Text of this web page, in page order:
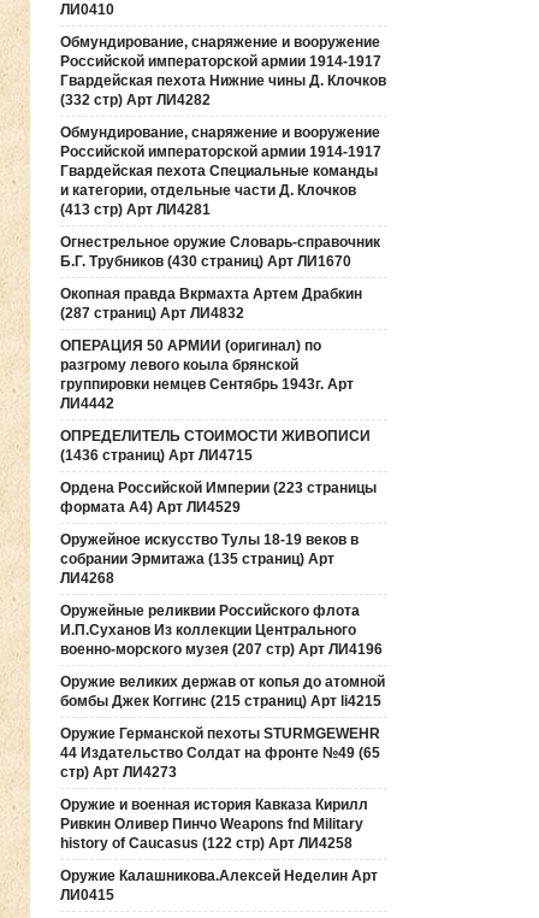
ЛИ0410
Обмундирование, снаряжение и вооружение
Российской императорской армии 1914-1917
Гвардейская пехота Нижние чины Д. Клочков
(332 стр) Арт ЛИ4282
Обмундирование, снаряжение и вооружение
Российской императорской армии 1914-1917
Гвардейская пехота Специальные команды
и категории, отдельные части Д. Клочков
(413 стр) Арт ЛИ4281
Огнестрельное оружие Словарь-справочник
Б.Г. Трубников (430 страниц) Арт ЛИ1670
Окопная правда Вкрмахта Артем Драбкин
(287 страниц) Арт ЛИ4832
ОПЕРАЦИЯ 50 АРМИИ (оригинал) по
разгрому левого коыла брянской
группировки немцев Сентябрь 1943г. Арт
ЛИ4442
ОПРЕДЕЛИТЕЛЬ СТОИМОСТИ ЖИВОПИСИ
(1436 страниц) Арт ЛИ4715
Ордена Российской Империи (223 страницы
формата А4) Арт ЛИ4529
Оружейное искусство Тулы 18-19 веков в
собрании Эрмитажа (135 страниц) Арт
ЛИ4268
Оружейные реликвии Российского флота
И.П.Суханов Из коллекции Центрального
военно-морского музея (207 стр) Арт ЛИ4196
Оружие великих держав от копья до атомной
бомбы Джек Коггинс (215 страниц) Арт li4215
Оружие Германской пехоты STURMGEWEHR
44 Издательство Солдат на фронте №49 (65
стр) Арт ЛИ4273
Оружие и военная история Кавказа Кирилл
Ривкин Оливер Пинчо Weapons fnd Military
history of Caucasus (122 стр) Арт ЛИ4258
Оружие Калашникова.Алексей Неделин Арт
ЛИ0415